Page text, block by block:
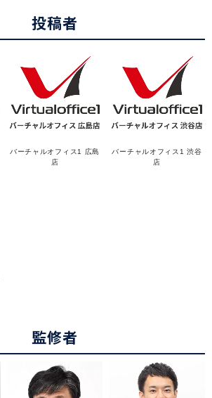
投稿者
バーチャルオフィス1 広島
店
バーチャルオフィス1 渋谷
店
監修者